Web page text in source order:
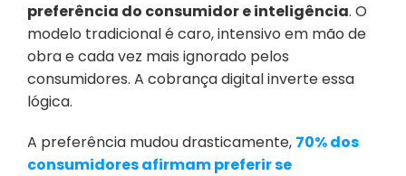
preferência do consumidor e inteligência. O
modelo tradicional é caro, intensivo em mão de
obra e cada vez mais ignorado pelos
consumidores. A cobrança digital inverte essa
lógica.
A preferência mudou drasticamente, 70% dos
consumidores afirmam preferir se